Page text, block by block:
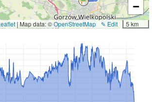
−
5 km
✎ Edit
| Map data: ©OpenStreetMap